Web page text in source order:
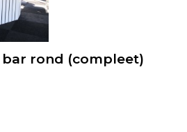
rond (compleet)